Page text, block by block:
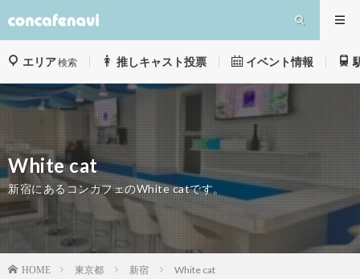
エリア検索 推しキャスト投票 イベント情報
White cat
新宿にあるコンカフェのWhite catです。
HOME 東京都 新宿 White cat